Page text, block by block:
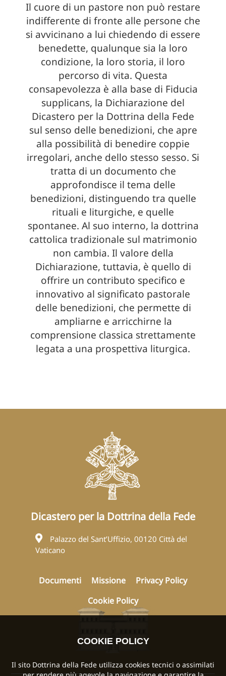
Il cuore di un pastore non può restare
indifferente di fronte alle persone che
si avvicinano a lui chiedendo di essere
benedette, qualunque sia la loro
condizione, la loro storia, il loro
percorso di vita. Questa
consapevolezza è alla base di Fiducia
supplicans, la Dichiarazione del
Dicastero per la Dottrina della Fede
sul senso delle benedizioni, che apre
alla possibilità di benedire coppie
irregolari, anche dello stesso sesso. Si
tratta di un documento che
approfondisce il tema delle
benedizioni, distinguendo tra quelle
rituali e liturgiche, e quelle
spontanee. Al suo interno, la dottrina
cattolica tradizionale sul matrimonio
non cambia. Il valore della
Dichiarazione, tuttavia, è quello di
offrire un contributo specifico e
innovativo al significato pastorale
delle benedizioni, che permette di
ampliarne e arricchirne la
comprensione classica strettamente
legata a una prospettiva liturgica.
Dicastero per la Dottrina della Fede
Palazzo del Sant’Uffizio, 00120 Città del
Vaticano
Documenti Missione
Privacy Policy
Cookie Policy
COOKIE POLICY
Il sito Dottrina della Fede utilizza cookies tecnici o assimilati